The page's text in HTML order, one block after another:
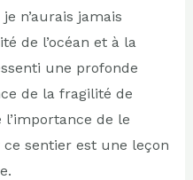
n’aurais jamais
de l’océan et à la
une profonde
de la fragilité de
de le
sentier est une leçon